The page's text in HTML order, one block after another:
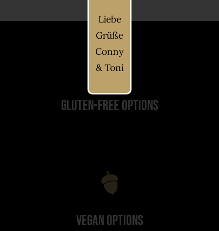
Gluten-Free Options
Vegan Options
Liebe
Grüße
Conny
& Toni